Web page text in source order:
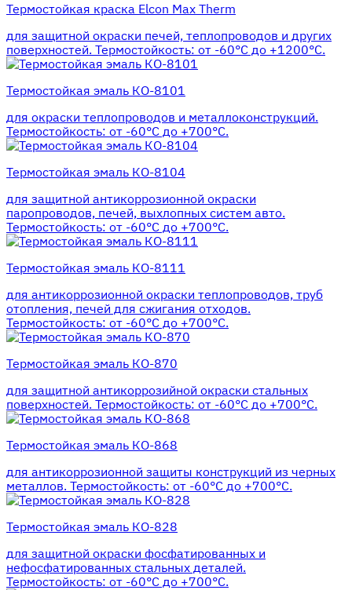
Термостойкая краска Elcon Max Therm
для защитной окраски печей, теплопроводов и других
поверхностей. Термостойкость: от -60°С до +1200°С.
Термостойкая эмаль КО-8101
для окраски теплопроводов и металлоконструкций.
Термостойкость: от -60°С до +700°С.
Термостойкая эмаль КО-8104
для защитной антикоррозионной окраски
паропроводов, печей, выхлопных систем авто.
Термостойкость: от -60°С до +700°С.
Термостойкая эмаль КО-8111
для антикоррозионной окраски теплопроводов, труб
отопления, печей для сжигания отходов.
Термостойкость: от -60°С до +700°С.
Термостойкая эмаль КО-870
для защитной антикоррозийной окраски стальных
поверхностей. Термостойкость: от -60°С до +700°С.
Термостойкая эмаль КО-868
для антикоррозионной защиты конструкций из черных
металлов. Термостойкость: от -60°С до +700°С.
Термостойкая эмаль КО-828
для защитной окраски фосфатированных и
нефосфатированных стальных деталей.
Термостойкость: от -60°С до +700°С.